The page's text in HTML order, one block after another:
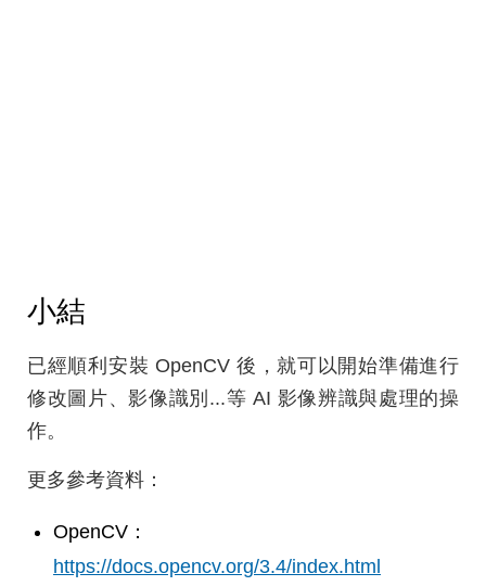
小結
已經順利安裝 OpenCV 後，就可以開始準備進行
修改圖片、影像識別...等 AI 影像辨識與處理的操
作。
更多參考資料：
OpenCV：
https://docs.opencv.org/3.4/index.html